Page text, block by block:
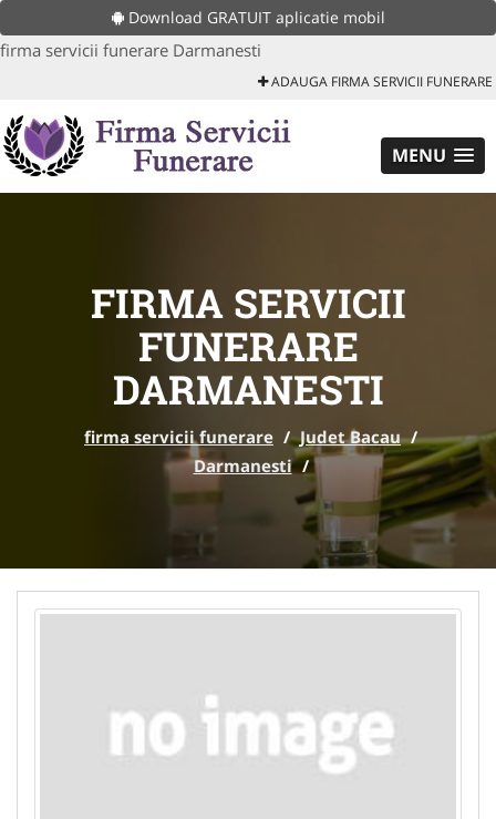
Download GRATUIT aplicatie mobil
firma servicii funerare Darmanesti
ADAUGA FIRMA SERVICII FUNERARE
MENU
FIRMA SERVICII
FUNERARE
DARMANESTI
firma servicii funerare / Judet Bacau /
Darmanesti /